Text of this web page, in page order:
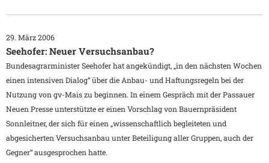
29. März 2006
Seehofer: Neuer Versuchsanbau?
Bundesagrarminister Seehofer hat angekündigt, „in den nächsten Wochen
einen intensiven Dialog“ über die Anbau- und Haftungsregeln bei der
Nutzung von gv-Mais zu beginnen. In einem Gespräch mit der Passauer
Neuen Presse unterstützte er einen Vorschlag von Bauernpräsident
Sonnleitner, der sich für einen „wissenschaftlich begleiteten und
abgesicherten Versuchsanbau unter Beteiligung aller Gruppen, auch der
Gegner“ ausgesprochen hatte.